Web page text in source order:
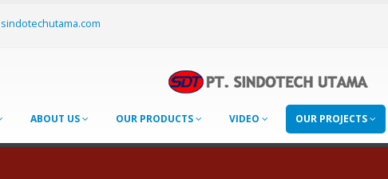
ABOUT US OUR PRODUCTS VIDEO OUR PROJECTS